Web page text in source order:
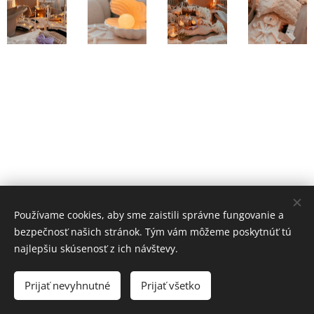
SNOVÁ s.r.o.
Cookies
Používame cookies, aby sme zaistili správne fungovanie a
bezpečnosť našich stránok. Tým vám môžeme poskytnúť tú
najlepšiu skúsenosť z ich návštevy.
Prijať nevyhnutné Prijať všetko